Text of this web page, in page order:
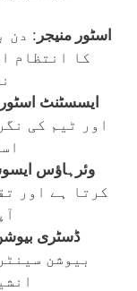
اسٹور منیجر : دن
کا انتظام
ایسسٹنٹ اسٹور
اور ٹیم کی
وئرہاؤس
کرتا ہے اور
ڈسٹری
بیوشن